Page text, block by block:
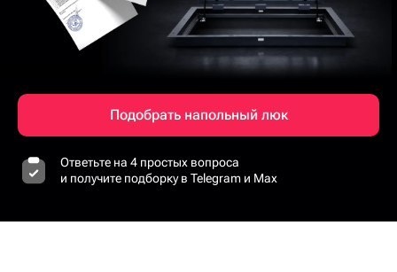
Подобрать напольный люк
Ответьте на 4 простых вопроса
и получите подборку в Telegram и Max